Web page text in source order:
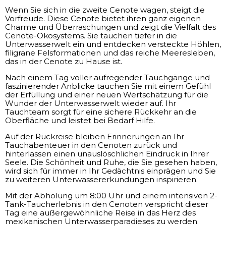
Wenn Sie sich in die zweite Cenote wagen, steigt die
Vorfreude. Diese Cenote bietet ihren ganz eigenen
Charme und Überraschungen und zeigt die Vielfalt des
Cenote-Ökosystems. Sie tauchen tiefer in die
Unterwasserwelt ein und entdecken versteckte Höhlen,
filigrane Felsformationen und das reiche Meeresleben,
das in der Cenote zu Hause ist.
Nach einem Tag voller aufregender Tauchgänge und
faszinierender Anblicke tauchen Sie mit einem Gefühl
der Erfüllung und einer neuen Wertschätzung für die
Wunder der Unterwasserwelt wieder auf. Ihr
Tauchteam sorgt für eine sichere Rückkehr an die
Oberfläche und leistet bei Bedarf Hilfe.
Auf der Rückreise bleiben Erinnerungen an Ihr
Tauchabenteuer in den Cenoten zurück und
hinterlassen einen unauslöschlichen Eindruck in Ihrer
Seele. Die Schönheit und Ruhe, die Sie gesehen haben,
wird sich für immer in Ihr Gedächtnis einprägen und Sie
zu weiteren Unterwassererkundungen inspirieren.
Mit der Abholung um 8:00 Uhr und einem intensiven 2-
Tank-Taucherlebnis in den Cenoten verspricht dieser
Tag eine außergewöhnliche Reise in das Herz des
mexikanischen Unterwasserparadieses zu werden.